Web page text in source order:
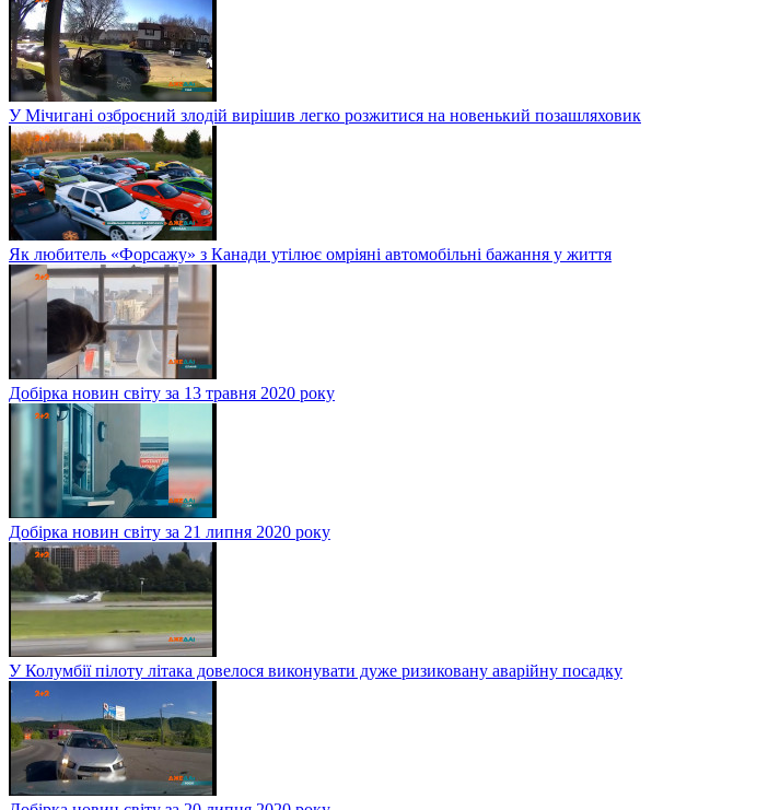
У Мічигані озброєний злодій вирішив легко розжитися на новенький позашляховик
Як любитель «Форсажу» з Канади утілює омріяні автомобільні бажання у життя
Добірка новин світу за 13 травня 2020 року
Добірка новин світу за 21 липня 2020 року
У Колумбії пілоту літака довелося виконувати дуже ризиковану аварійну посадку